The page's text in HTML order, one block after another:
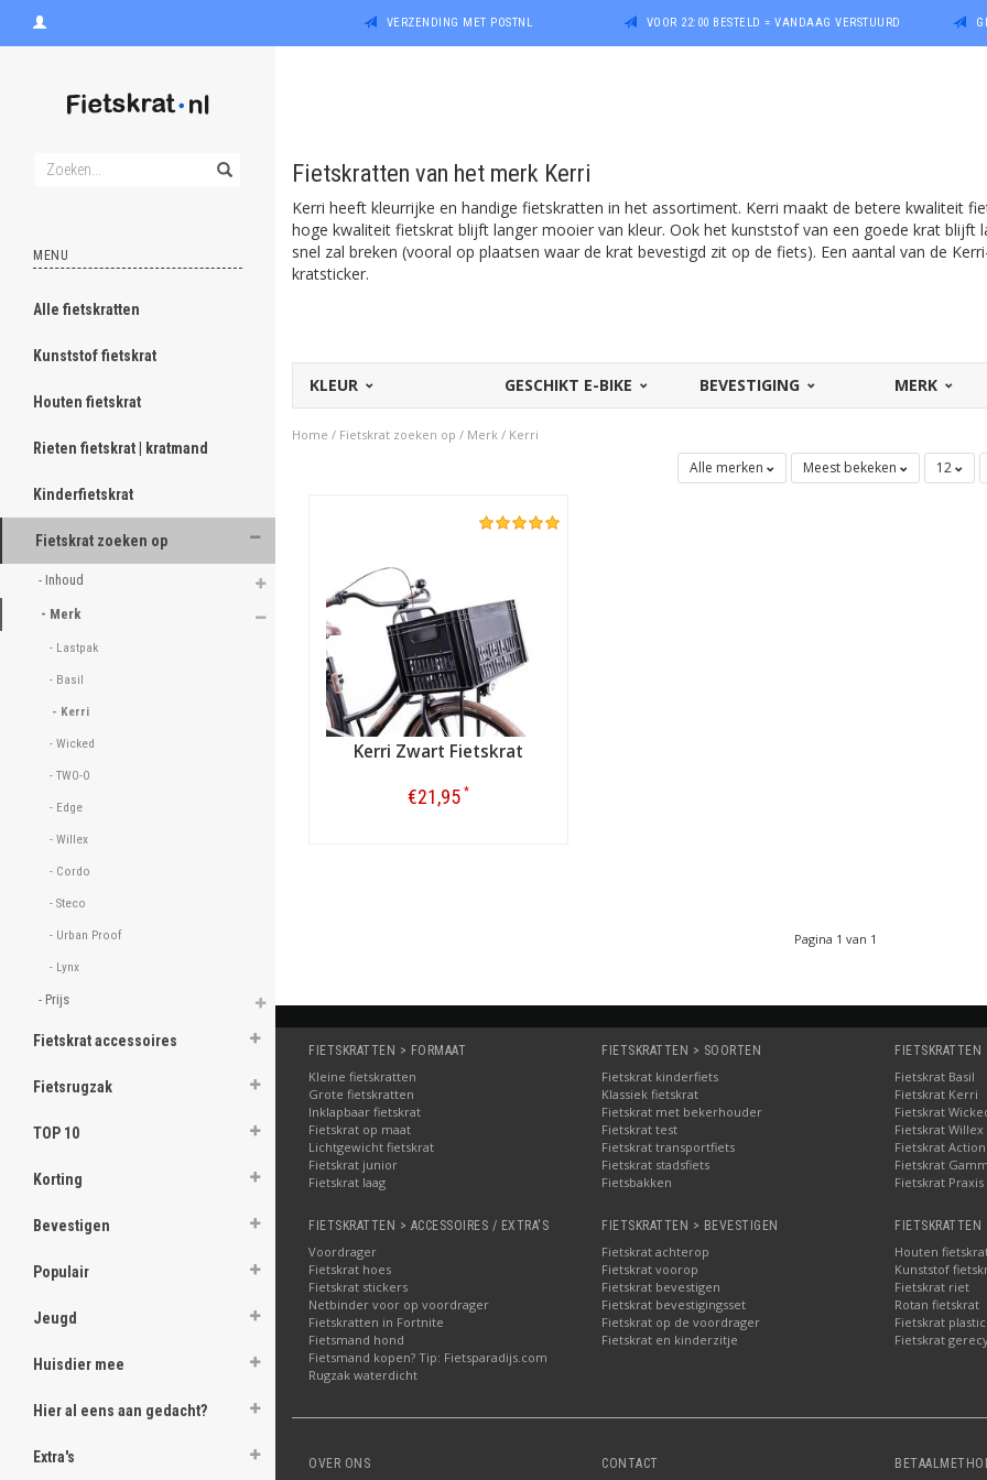
VERZENDING MET POSTNL VOOR 22:00 BESTELD = VANDAAG VERSTUURD
MENU
Alle fietskratten
Kunststof fietskrat
Houten fietskrat
Rieten fietskrat | kratmand
Kinderfietskrat
Fietskrat zoeken op
- Inhoud
- Merk
- Lastpak
- Basil
- Kerri
- Wicked
- TWO-O
- Edge
- Willex
- Cordo
- Steco
- Urban Proof
- Lynx
- Prijs
Fietskrat accessoires
Fietsrugzak
TOP 10
Korting
Bevestigen
Populair
Jeugd
Huisdier mee
Hier al eens aan gedacht?
Extra's
Fietskratten van het merk Kerri
Kerri heeft kleurrijke en handige fietskratten in het assortiment. Kerri maakt de betere kwaliteit
hoge kwaliteit fietskrat blijft langer mooier van kleur. Ook het kunststof van een goede krat blijft
snel zal breken (vooral op plaatsen waar de krat bevestigd zit op de fiets). Een aantal van de
kratsticker.
KLEUR GESCHIKT E-BIKE BEVESTIGING MERK
Home / Fietskrat zoeken op / Merk / Kerri
Alle merken Meest bekeken 12
Kerri Zwart Fietskrat
€21,95 *
Pagina 1 van 1
FIETSKRATTEN > FORMAAT
Kleine fietskratten
Grote fietskratten
Inklapbaar fietskrat
Fietskrat op maat
Lichtgewicht fietskrat
Fietskrat junior
Fietskrat laag
FIETSKRATTEN > SOORTEN
Fietskrat kinderfiets
Klassiek fietskrat
Fietskrat met bekerhouder
Fietskrat test
Fietskrat transportfiets
Fietskrat stadsfiets
Fietsbakken
FIETSKRATTEN
Fietskrat Basil
Fietskrat Kerri
Fietskrat
Fietskrat Willex
Fietskrat Action
Fietskrat
Fietskrat Praxis
FIETSKRATTEN > ACCESSOIRES / EXTRA'S
Voordrager
Fietskrat hoes
Fietskrat stickers
Netbinder voor op voordrager
Fietskratten in Fortnite
Fietsmand hond
Fietsmand kopen? Tip: Fietsparadijs.com
Rugzak waterdicht
FIETSKRATTEN > BEVESTIGEN
Fietskrat achterop
Fietskrat voorop
Fietskrat bevestigen
Fietskrat bevestigingsset
Fietskrat op de voordrager
Fietskrat en kinderzitje
FIETSKRATTEN
Houten
Kunststof
Fietskrat riet
Rotan fietskrat
Fietskrat plastic
Fietskrat
OVER ONS CONTACT